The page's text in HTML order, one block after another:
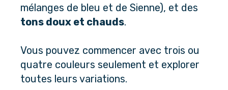
tons doux et chauds.
Vous pouvez commencer avec trois ou
quatre couleurs seulement et explorer
toutes leurs variations.